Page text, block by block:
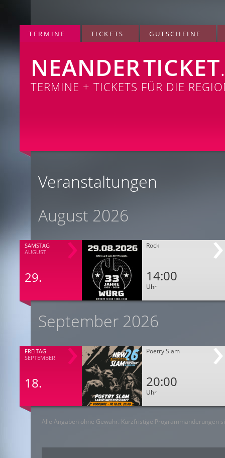
TERMINE TICKETS GUTSCHEINE
NEANDERTICKET
TERMINE + TICKETS FÜR DIE
Veranstaltungen
August 2026
SAMSTAG
AUGUST
29.
Rock
14:00
Uhr
September 2026
FREITAG
SEPTEMBER
18.
Poetry Slam
20:00
Uhr
Alle Angaben ohne Gewähr. Kurzfristige Programmänderungen